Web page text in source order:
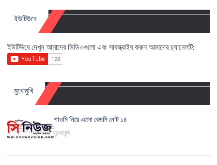
ইউটিউবে
ইউটিউবে দেখুন আমাদের ভিডিওগুলো এবং সাবস্ক্রাইব করুন আমাদের চ্যানেলটি:
মুখোমুখি
শাওমি নিয়ে এলো রেডমি নোট ১৪
মুখোমুখি